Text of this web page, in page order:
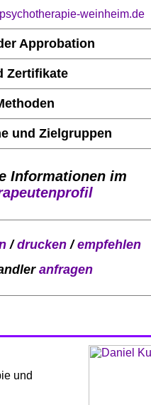
weinheim.de
Approbation
Zertifikate
und Zielgruppen
Informationen im
/drucken/empfehlen
anfragen
und